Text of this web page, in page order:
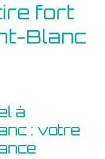
fort
Blanc
à
: votre